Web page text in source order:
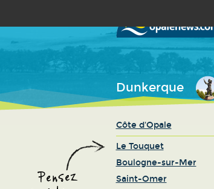
Dunkerque
Côte d'Opale
Le Touquet
Boulogne-sur-Mer
Saint-Omer